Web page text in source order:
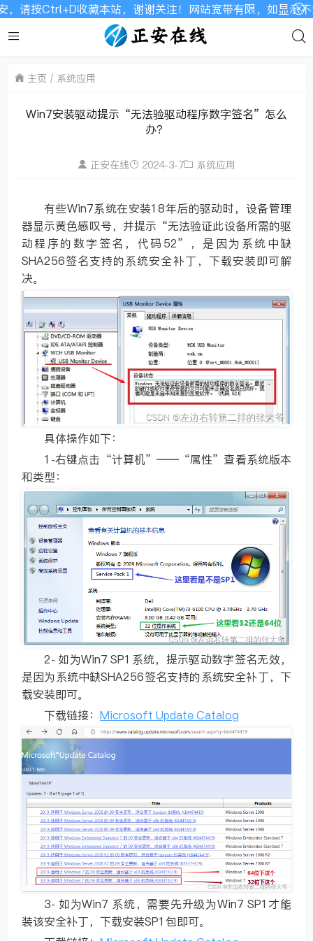
Ctrl+D收藏本站，谢谢关注！网站宽带有限，如显示不全
主页 系统应用
Win7安装驱动提示“无法验驱动程序数字签名”怎么
办？
正安在线 2024-3-7 系统应用
有些Win7系统在安装18年后的驱动时，设备管理
器显示黄色感叹号，并提示“无法验证此设备所需的驱
动程序的数字签名，代码52”，是因为系统中缺
SHA256签名支持的系统安全补丁，下载安装即可解
决。
具体操作如下：
1-右键点击“计算机”——“属性”查看系统版本
和类型：
2- 如为Win7 SP1系统，提示驱动数字签名无效，
是因为系统中缺SHA256签名支持的系统安全补丁，下
载安装即可。
下载链接： Microsoft Update Catalog
3- 如为Win7 系统，需要先升级为Win7 SP1才能
装该安全补丁，下载安装SP1包即可。